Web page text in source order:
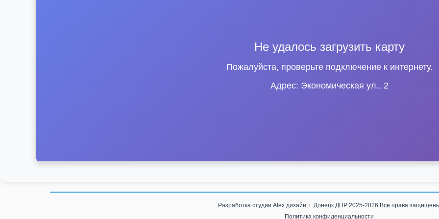
Не удалось загрузить карту
Пожалуйста, проверьте подключение к интернету.
Адрес: Экономическая ул., 2
Разработка студии Alex дизайн, г. Донецк ДНР 2025-2026 Все права
Политика конфиденциальности